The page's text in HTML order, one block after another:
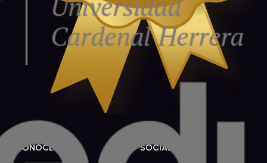
CONÓCENOS SOCIAL